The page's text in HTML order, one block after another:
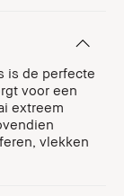
is de perfecte
voor een
extreem
vlekken